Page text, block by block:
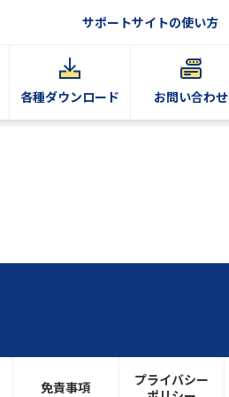
サポートサイトの使い方
各種ダウンロード お問い合わせ
免責事項
プライバシー